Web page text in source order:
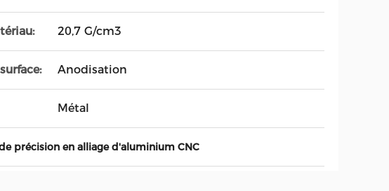
20,7 G/cm3
Anodisation
Métal
précision en alliage d'aluminium CNC